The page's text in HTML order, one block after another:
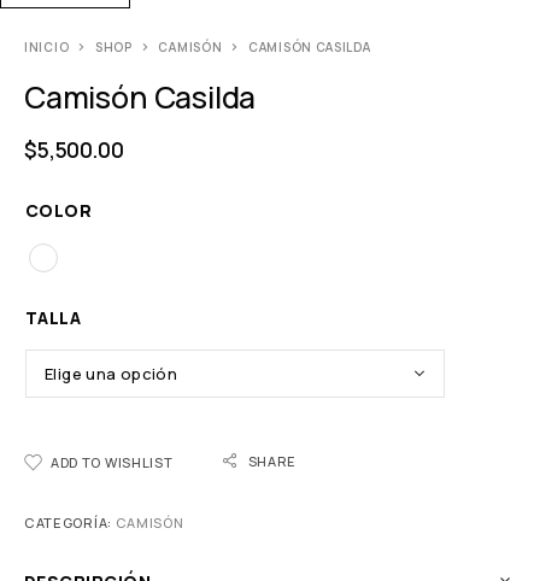
INICIO SHOP CAMISÓN CAMISÓN CASILDA
Camisón Casilda
$5,500.00
COLOR
TALLA
ADD TO WISHLIST SHARE
CATEGORÍA: CAMISÓN